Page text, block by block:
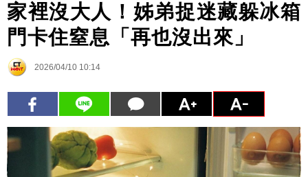
家裡沒大人！姊弟捉迷藏躲冰箱
門卡住窒息「再也沒出來」
2026/04/10 10:14